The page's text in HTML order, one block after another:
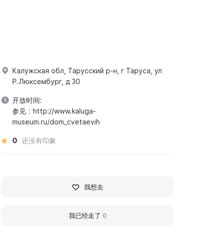
Калужская обл, Тарусский р-н, г Таруса, ул
Р.Люксембург, д 30
开放时间:
参见：http://www.kaluga-
museum.ru/dom_cvetaevih
0 还没有印象
我想去
我已经走了 0